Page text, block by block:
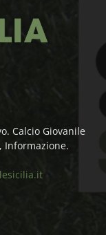
Calcio Giovanile
Informazione.